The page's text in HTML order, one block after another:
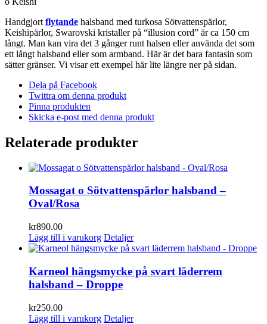
Handgjort flytande halsband med turkosa Sötvattenspärlor,
Keishipärlor, Swarovski kristaller på “illusion cord” är ca 150 cm
långt. Man kan vira det 3 gånger runt halsen eller använda det som
ett långt halsband eller som armband. Här är det bara fantasin som
sätter gränser. Vi visar ett exempel här lite längre ner på sidan.
Dela på Facebook
Twittra om denna produkt
Pinna produkten
Skicka e-post med denna produkt
Relaterade produkter
Mossagat o Sötvattenspärlor halsband –
Oval/Rosa
kr890.00
Lägg till i varukorg Detaljer
Karneol hängsmycke på svart läderrem
halsband – Droppe
kr250.00
Lägg till i varukorg Detaljer